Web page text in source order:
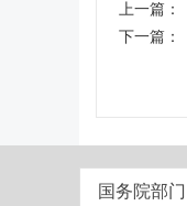
上一篇：
下一篇：
国务院部门